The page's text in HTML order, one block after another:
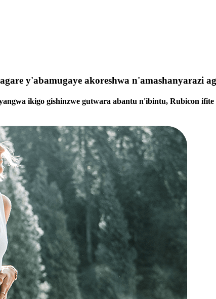
y'abamugaye akoreshwa n'amashanyarazi
ikigo gishinzwe gutwara abantu n'ibintu, Rubicon